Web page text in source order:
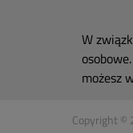
W
możesz
Copyright ©